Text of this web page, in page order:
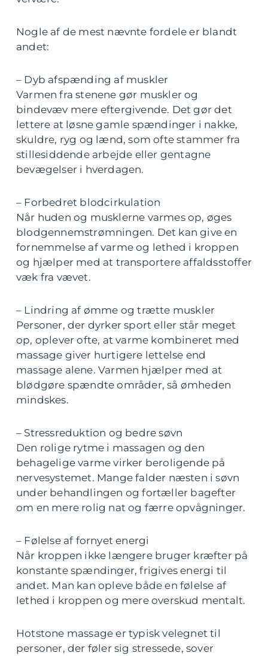
Nogle af de mest nævnte fordele er blandt
andet:
– Dyb afspænding af muskler
Varmen fra stenene gør muskler og
bindevæv mere eftergivende. Det gør det
lettere at løsne gamle spændinger i nakke,
skuldre, ryg og lænd, som ofte stammer fra
stillesiddende arbejde eller gentagne
bevægelser i hverdagen.
– Forbedret blodcirkulation
Når huden og musklerne varmes op, øges
blodgennemstrømningen. Det kan give en
fornemmelse af varme og lethed i kroppen
og hjælper med at transportere affaldsstoffer
væk fra vævet.
– Lindring af ømme og trætte muskler
Personer, der dyrker sport eller står meget
op, oplever ofte, at varme kombineret med
massage giver hurtigere lettelse end
massage alene. Varmen hjælper med at
blødgøre spændte områder, så ømheden
mindskes.
– Stressreduktion og bedre søvn
Den rolige rytme i massagen og den
behagelige varme virker beroligende på
nervesystemet. Mange falder næsten i søvn
under behandlingen og fortæller bagefter
om en mere rolig nat og færre opvågninger.
– Følelse af fornyet energi
Når kroppen ikke længere bruger kræfter på
konstante spændinger, frigives energi til
andet. Man kan opleve både en følelse af
lethed i kroppen og mere overskud mentalt.
Hotstone massage er typisk velegnet til
personer, der føler sig stressede, sover